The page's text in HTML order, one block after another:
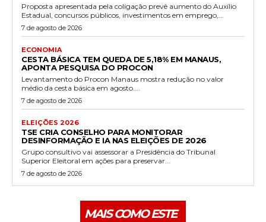
Proposta apresentada pela coligação prevê aumento do Auxílio
Estadual, concursos públicos, investimentos em emprego,...
7 de agosto de 2026
ECONOMIA
CESTA BÁSICA TEM QUEDA DE 5,18% EM MANAUS,
APONTA PESQUISA DO PROCON
Levantamento do Procon Manaus mostra redução no valor
médio da cesta básica em agosto....
7 de agosto de 2026
ELEIÇÕES 2026
TSE CRIA CONSELHO PARA MONITORAR
DESINFORMAÇÃO E IA NAS ELEIÇÕES DE 2026
Grupo consultivo vai assessorar a Presidência do Tribunal
Superior Eleitoral em ações para preservar...
7 de agosto de 2026
MAIS COMO ESTE